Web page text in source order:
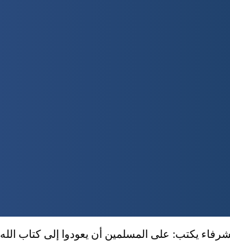
يكتب: على المسلمين أن يعودوا إلى كتاب الله